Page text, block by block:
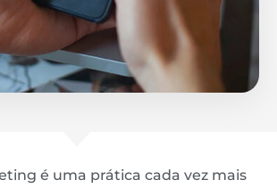
é uma prática cada vez mais